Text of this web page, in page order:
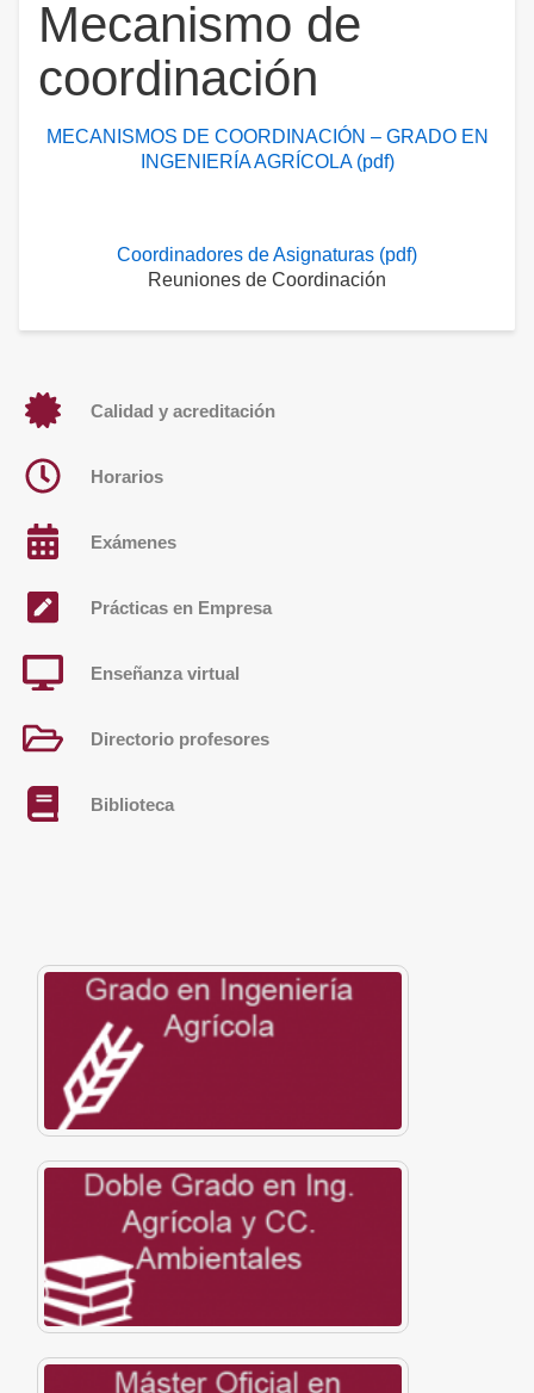
Mecanismo de
coordinación
MECANISMOS DE COORDINACIÓN – GRADO EN
INGENIERÍA AGRÍCOLA (pdf)
Coordinadores de Asignaturas (pdf)
Reuniones de Coordinación
Calidad y acreditación
Horarios
Exámenes
Prácticas en Empresa
Enseñanza virtual
Directorio profesores
Biblioteca